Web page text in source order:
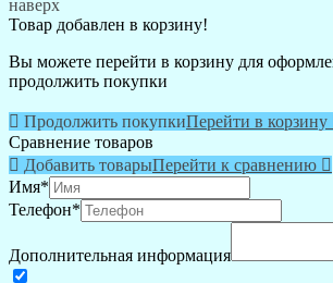
наверх
Товар добавлен в корзину!
Вы можете перейти в корзину для
продолжить покупки
 Продолжить покупкиПерейти в корзину
Сравнение товаров
 Добавить товарыПерейти к сравнению 
Имя*
Телефон*
Дополнительная информация